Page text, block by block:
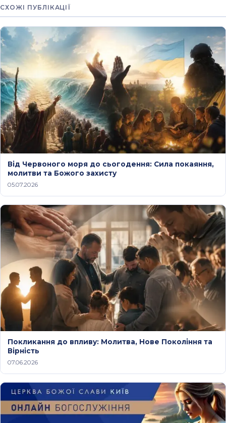
СХОЖІ ПУБЛІКАЦІЇ
Від Червоного моря до сьогодення: Сила покаяння,
молитви та Божого захисту
05.07.2026
Покликання до впливу: Молитва, Нове Покоління та
Вірність
07.06.2026